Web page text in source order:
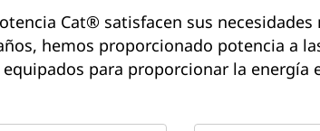
Cat® satisfacen sus
hemos proporcionado potencia a
para proporcionar la